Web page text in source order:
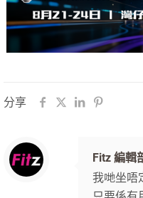
分享
Fitz 編輯
我哋坐唔